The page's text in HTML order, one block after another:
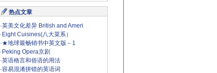
热点文章
·英美文化差异 British and Ameri
· Eight Cuisines(八大菜系）
·★地球最畅销书中英文版－1
· Peking Opera京剧
·英语格言和俗语的用法
·容易混淆拼错的英语词